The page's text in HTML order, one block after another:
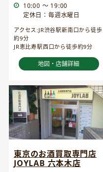
10:00 ～ 19:00
定休日：毎週水曜日
アクセス:JR渋谷駅新南口から徒歩
約9分
JR恵比寿駅西口から徒歩約9分
地図・店舗詳細
東京のお酒買取専門店
JOYLAB 六本木店